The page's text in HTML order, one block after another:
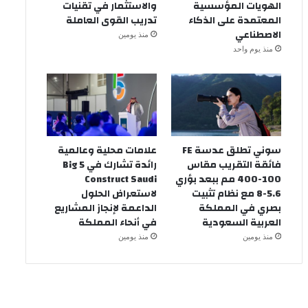
الهويات المؤسسية
المعتمدة على الذكاء
الاصطناعي
منذ يوم واحد
والاستثمار في تقنيات
تدريب القوى العاملة
منذ يومين
سوني تطلق عدسة FE
فائقة التقريب مقاس
100-400 مم ببعد بؤري
5.6-8 مع نظام تثبيت
بصري في المملكة
العربية السعودية
منذ يومين
علامات محلية وعالمية
رائدة تشارك في Big 5
Construct Saudi
لاستعراض الحلول
الداعمة لإنجاز المشاريع
في أنحاء المملكة
منذ يومين